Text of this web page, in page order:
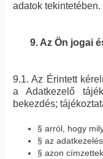
adatok tekintetében.
9. Az Ön jogai
9.1. Az Érintett
a Adatkezelő
bekezdés;
§ arról, hogy
§ az
§ azon